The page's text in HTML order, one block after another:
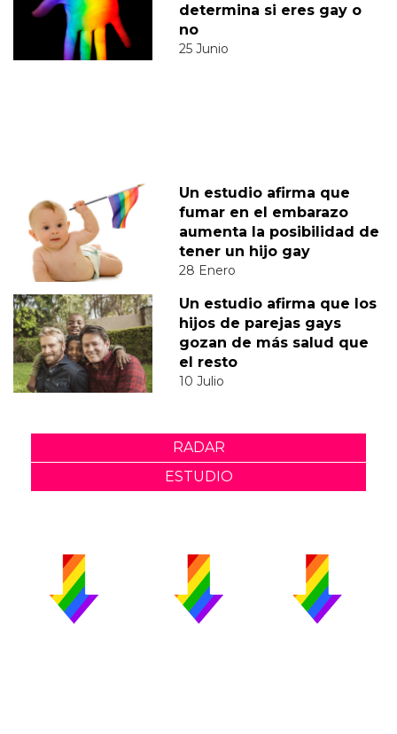
determina si eres gay o
no
25 Junio
Un estudio afirma que
fumar en el embarazo
aumenta la posibilidad de
tener un hijo gay
28 Enero
Un estudio afirma que los
hijos de parejas gays
gozan de más salud que
el resto
10 Julio
RADAR
ESTUDIO